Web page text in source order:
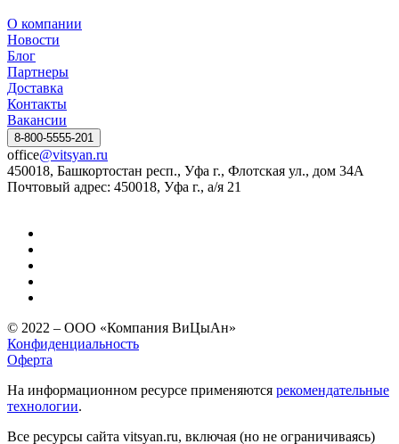
О компании
Новости
Блог
Партнеры
Доставка
Контакты
Вакансии
8-800-5555-201
office@vitsyan.ru
450018, Башкортостан респ., Уфа г., Флотская ул., дом 34А
Почтовый адрес: 450018, Уфа г., а/я 21
© 2022 – ООО «Компания ВиЦыАн»
Конфиденциальность
Оферта
На информационном ресурсе применяются рекомендательные
технологии.
Все ресурсы сайта vitsyan.ru, включая (но не ограничиваясь)